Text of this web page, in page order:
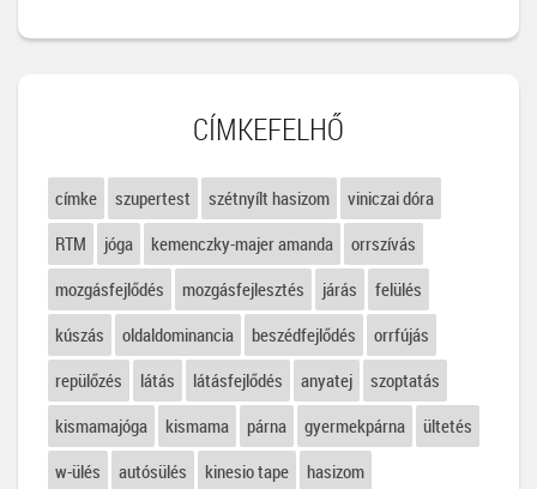
CÍMKEFELHŐ
címke szupertest szétnyílt hasizom
viniczai dóra
RTM
jóga kemenczky-majer amanda
orrszívás
mozgásfejlődés
mozgásfejlesztés járás
felülés
kúszás
oldaldominancia beszédfejlődés
orrfújás
repülőzés
látás látásfejlődés anyatej
szoptatás
kismamajóga
kismama párna gyermekpárna
ültetés
w-ülés
autósülés kinesio tape
hasizom